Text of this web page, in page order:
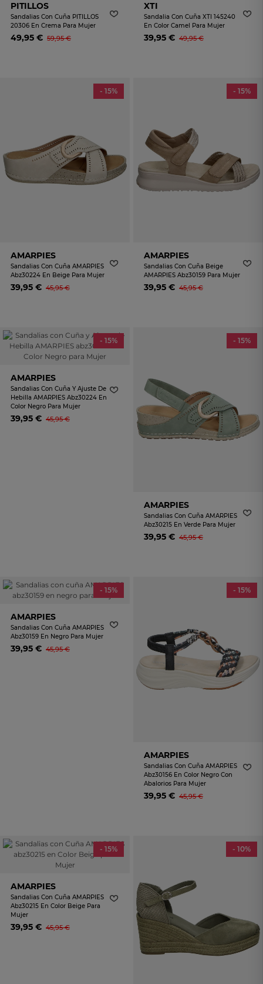
PITILLOS
Sandalias Con Cuña PITILLOS
20306 En Crema Para Mujer
49,95 € 59,95 €
XTI
Sandalia Con Cuña XTI 145240
En Color Camel Para Mujer
39,95 € 49,95 €
- 15%
AMARPIES
Sandalias Con Cuña AMARPIES
Abz30224 En Beige Para Mujer
39,95 € 45,95 €
- 15%
AMARPIES
Sandalias Con Cuña Beige
AMARPIES Abz30159 Para Mujer
39,95 € 45,95 €
- 15%
AMARPIES
Sandalias Con Cuña Y Ajuste De
Hebilla AMARPIES Abz30224 En
Color Negro Para Mujer
39,95 € 45,95 €
- 15%
AMARPIES
Sandalias Con Cuña AMARPIES
Abz30215 En Verde Para Mujer
39,95 € 45,95 €
- 15%
AMARPIES
Sandalias Con Cuña AMARPIES
Abz30159 En Negro Para Mujer
39,95 € 45,95 €
- 15%
AMARPIES
Sandalias Con Cuña AMARPIES
Abz30156 En Color Negro Con
Abalorios Para Mujer
39,95 € 45,95 €
- 15%
AMARPIES
Sandalias Con Cuña AMARPIES
Abz30215 En Color Beige Para
Mujer
39,95 € 45,95 €
- 10%